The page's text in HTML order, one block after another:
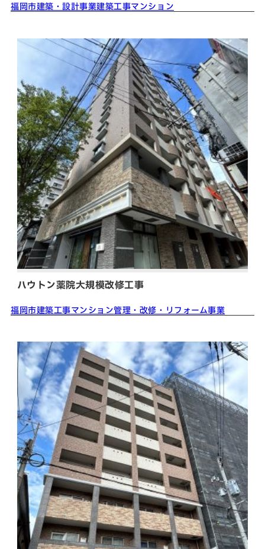
福岡市建築・設計事業建築工事マンション
ハウトン薬院大規模改修工事
福岡市建築工事マンション管理・改修・リフォーム事業